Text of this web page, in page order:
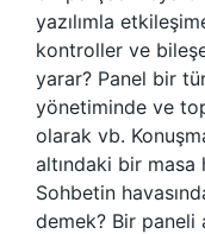
yazılımla
kontroller ve
yarar? Panel bir
yönetiminde ve
olarak vb.
altındaki bir masa
Sohbetin
demek? Bir